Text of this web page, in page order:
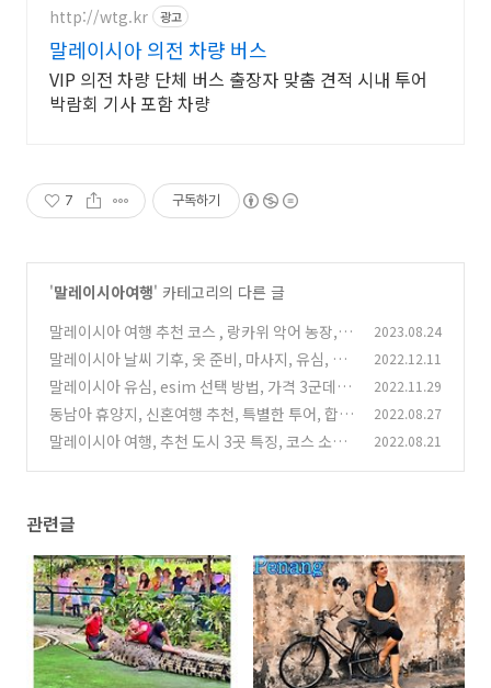
http://wtg.kr 광고
말레이시아 의전 차량 버스
VIP 의전 차량 단체 버스 출장자 맞춤 견적 시내 투어
박람회 기사 포함 차량
7 구독하기
'말레이시아여행' 카테고리의 다른 글
말레이시아 여행 추천 코스 , 랑카위 악어 농장,
가격, 교통, 유심 할인
(6)
2023.08.24
말레이시아 날씨 기후, 옷 준비, 마사지, 유심, 비
강수량, 항공권 가격
(2)
2022.12.11
말레이시아 유심, esim 선택 방법, 가격 3군데 비
교, 지혜로운 구입 팁 (2)
2022.11.29
동남아 휴양지, 신혼여행 추천, 특별한 투어, 합리
적인 호텔 가격 (7)
2022.08.27
말레이시아 여행, 추천 도시 3곳 특징, 코스 소개 2022.08.21
관련글